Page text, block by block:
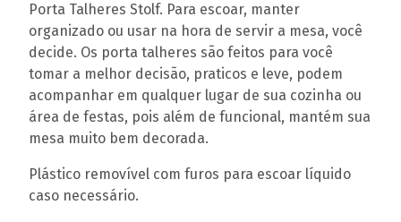
Porta Talheres Stolf. Para escoar, manter
organizado ou usar na hora de servir a mesa, você
decide. Os porta talheres são feitos para você
tomar a melhor decisão, praticos e leve, podem
acompanhar em qualquer lugar de sua cozinha ou
área de festas, pois além de funcional, mantém sua
mesa muito bem decorada.
Plástico removível com furos para escoar líquido
caso necessário.